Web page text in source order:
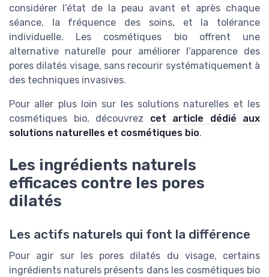
considérer l’état de la peau avant et après chaque
séance, la fréquence des soins, et la tolérance
individuelle. Les cosmétiques bio offrent une
alternative naturelle pour améliorer l’apparence des
pores dilatés visage, sans recourir systématiquement à
des techniques invasives.
Pour aller plus loin sur les solutions naturelles et les
cosmétiques bio, découvrez cet article dédié aux
solutions naturelles et cosmétiques bio.
Les ingrédients naturels
efficaces contre les pores
dilatés
Les actifs naturels qui font la différence
Pour agir sur les pores dilatés du visage, certains
ingrédients naturels présents dans les cosmétiques bio